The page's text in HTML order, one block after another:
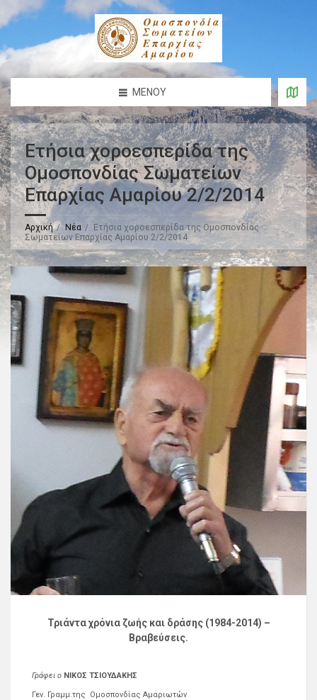
ΜΕΝΟΎ
Ετήσια χοροεσπερίδα της
Ομοσπονδίας Σωματείων
Επαρχίας Αμαρίου 2/2/2014
Αρχική Νέα
Ετήσια χοροεσπερίδα της Ομοσπονδίας
Σωματείων Επαρχίας Αμαρίου 2/2/2014
Τριάντα χρόνια ζωής και δράσης (1984-2014) –
Βραβεύσεις.
Γράφει ο ΝΙΚΟΣ ΤΣΙΟΥΔΑΚΗΣ
Γεν. Γραμμ.της Ομοσπονδίας Αμαριωτών